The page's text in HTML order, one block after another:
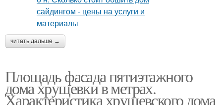
читать дальше →
Площадь фасада пятиэтажного
дома хрущевки в метрах.
Характеристика хрущевского дома